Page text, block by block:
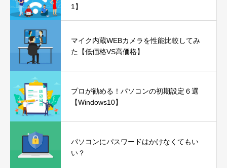
1】
マイク内蔵WEBカメラを性能比較してみ
た【低価格VS高価格】
プロが勧める！パソコンの初期設定６選
【Windows10】
パソコンにパスワードはかけなくてもい
い？